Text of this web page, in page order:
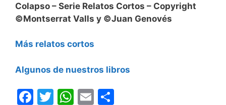
Colapso – Serie Relatos Cortos – Copyright
©Montserrat Valls y ©Juan Genovés
Más relatos cortos
Algunos de nuestros libros
F
T
W E